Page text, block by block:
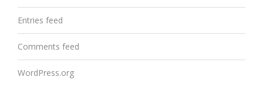
Entries feed
Comments feed
WordPress.org